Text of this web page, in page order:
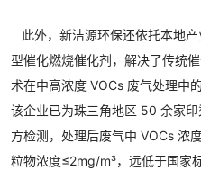
此外，新洁源环保还依托本地
型催化燃烧催化剂，解决了传统
术在中高浓度 VOCs 废气处理中
该企业已为珠三角地区 50 余家
方检测，处理后废气中 VOCs 浓
粒物浓度≤2mg/m³，远低于国家